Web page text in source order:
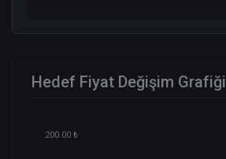
Hedef Fiyat Değişim Grafiği
200.00 ₺